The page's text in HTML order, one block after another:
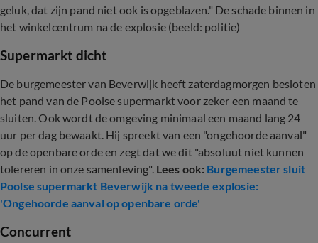
geluk, dat zijn pand niet ook is opgeblazen." De schade binnen in
het winkelcentrum na de explosie (beeld: politie)
Supermarkt dicht
De burgemeester van Beverwijk heeft zaterdagmorgen besloten
het pand van de Poolse supermarkt voor zeker een maand te
sluiten. Ook wordt de omgeving minimaal een maand lang 24
uur per dag bewaakt. Hij spreekt van een "ongehoorde aanval"
op de openbare orde en zegt dat we dit "absoluut niet kunnen
tolereren in onze samenleving". Lees ook: Burgemeester sluit
Poolse supermarkt Beverwijk na tweede explosie:
'Ongehoorde aanval op openbare orde'
Concurrent